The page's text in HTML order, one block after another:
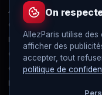
À propos
Contact
Mentions légales
Confidentialité
Gérer les cookies
Flux RSS
On
AllezParis utilise
afficher des
accepter, tout
politique de